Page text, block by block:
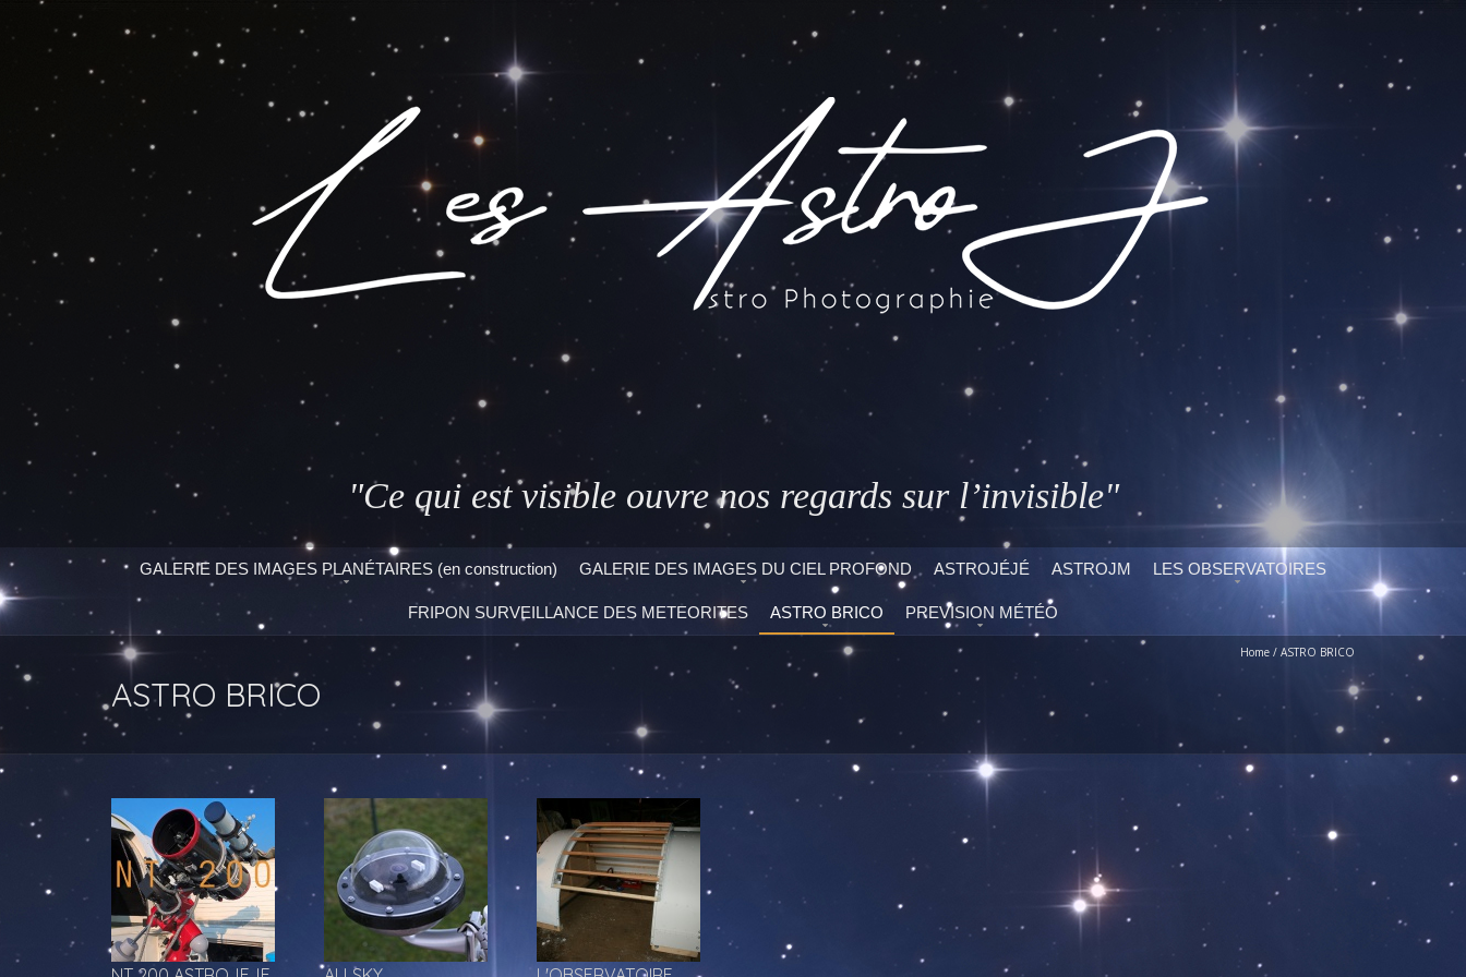
"Ce qui est visible ouvre nos regards sur l’invisible"
GALERIE DES IMAGES PLANÉTAIRES (en construction) GALERIE DES IMAGES DU CIEL PROFOND ASTROJÉJÉ ASTROJM LES OBSERVATOIRES
FRIPON SURVEILLANCE DES METEORITES ASTRO BRICO PREVISION MÉTÉO
Home /ASTRO BRICO
ASTRO BRICO